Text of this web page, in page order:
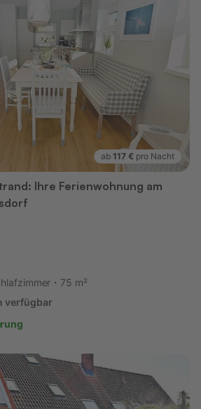
ab 117 € pro Nacht
Ihre Ferienwohnung am
75 m²
verfügbar